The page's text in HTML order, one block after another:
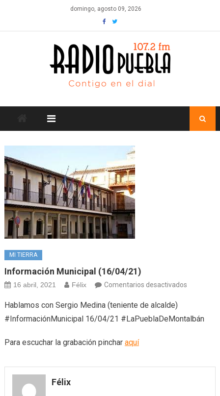
content
domingo, agosto 09, 2026
MI TIERRA
Información Municipal (16/04/21)
16 abril, 2021 Félix Comentarios desactivadosen
(16/04/
Hablamos con Sergio Medina (teniente de alcalde)
#InformaciónMunicipal 16/04/21 #LaPueblaDeMontalbán
Para escuchar la grabación pinchar aquí
Félix